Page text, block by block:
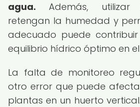
agua. Además, utilizar
retengan la humedad y
adecuado puede
equilibrio hídrico óptimo en
La falta de monitoreo
otro error que puede
plantas en un huerto